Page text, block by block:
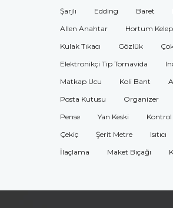
Şarjlı
Edding Baret
Allen Anahtar
Hortum
Kulak Tıkacı
Gözlük
Elektronikçi Tip Tornavida
Matkap Ucu
Koli Bant
Posta Kutusu
Organizer
Pense
Yan Keski Kontrol
Çekiç
Şerit Metre Isıtıcı
İlaçlama
Maket Bıçağı